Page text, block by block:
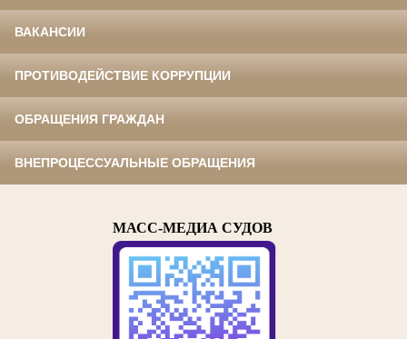
ВАКАНСИИ
ПРОТИВОДЕЙСТВИЕ КОРРУПЦИИ
ОБРАЩЕНИЯ ГРАЖДАН
ВНЕПРОЦЕССУАЛЬНЫЕ ОБРАЩЕНИЯ
МАСС-МЕДИА СУДОВ